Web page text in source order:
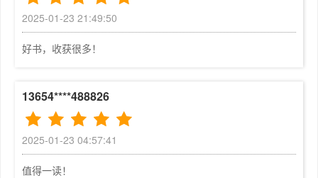
5.4  联合推拉插件（JointPushPull）	147
5.5  三维倒角插件（RoundCorner）	149
5.7  曲面绘图插件（Tools On Surface）	15
1
第6章  图层、群组与组件的应用	155
6.1  图层的运用	156
6.2  群组	160
在各方面的应用，本书共13章。
016软件的安装和工作界面的认识，工具栏的设置及绘图环
境的优化，视图的控制，对象的选择及对象的显示等。
再讲解坐标轴、隐藏及模型交错等功能的使用，最后讲解编
2025-01-23 21:49:50
好书，收获很多！
13654****488826
2025-01-23 04:57:41
值得一读！